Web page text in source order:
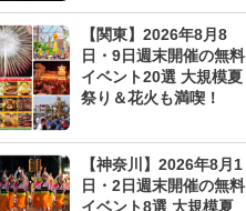
【関東】2026年8月8
日・9日週末開催の無料
イベント20選 大規模夏
祭り＆花火も満喫！
【神奈川】2026年8月1
日・2日週末開催の無料
イベント8選 大規模夏